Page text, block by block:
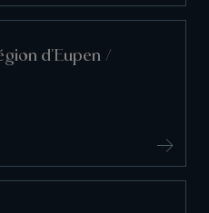
d'Eupen /